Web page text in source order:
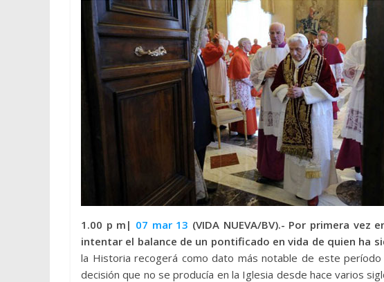
1.00 p m| 07 mar 13 (VIDA NUEVA/BV).- Por primera vez
intentar el balance de un pontificado en vida de quien ha
la Historia recogerá como dato más notable de este período
decisión que no se producía en la Iglesia desde hace varios